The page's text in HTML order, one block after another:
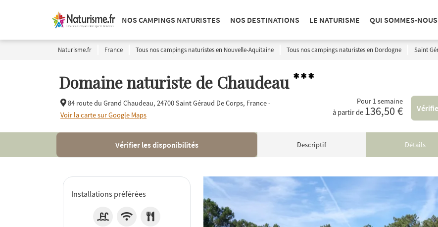
NOS CAMPINGS NATURISTES NOS DESTINATIONS LE NATURISME QUI SOMMES-
Naturisme.fr France Tous nos campings naturistes en Nouvelle-Aquitaine Tous nos campings naturistes en Dordogne Saint
Domaine naturiste de Chaudeau ***
84 route du Grand Chaudeau, 24700 Saint Géraud De Corps, France -
Voir la carte sur Google Maps
Pour 1 semaine
à partir de 136,50 €
Vérifier les disponibilités Descriptif Détails
Installations préférées